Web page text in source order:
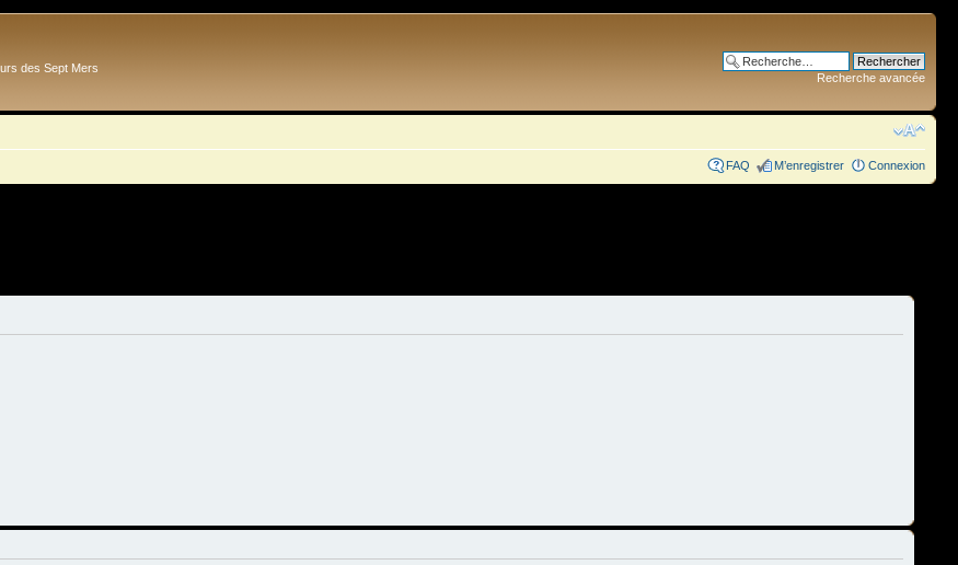
des Sept Mers
Recherche avancée
FAQ M’enregistrer Connexion